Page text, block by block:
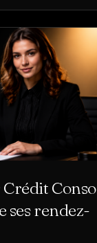
Conso
ses rendez-